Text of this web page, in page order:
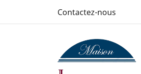
Contactez-nous